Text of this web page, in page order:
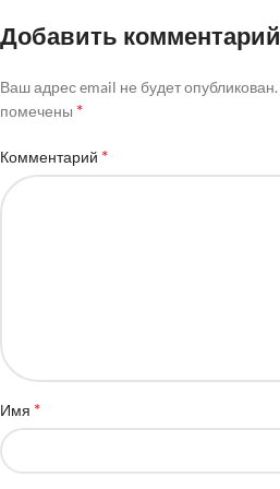
Добавить комментарий
Ваш адрес email не будет опубликован.
помечены *
Комментарий *
Имя *